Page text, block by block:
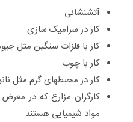
آتشنشانی
کار در سرامیک سازی
کار با فلزات سنگین مثل
کار با چوب
کار در محیطهای گرم مثل
کارگران مزارع که در
مواد شیمیایی هستند